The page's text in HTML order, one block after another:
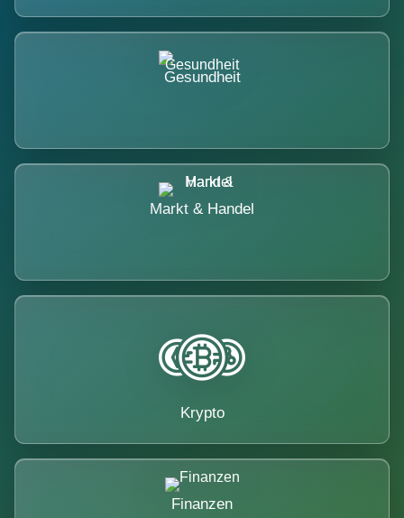
Gesundheit
Markt & Handel
Krypto
Finanzen